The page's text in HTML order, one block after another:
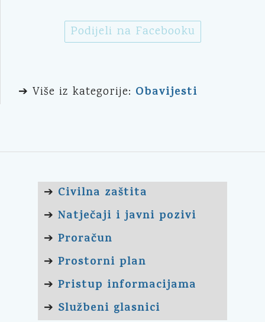
Podijeli na Facebooku
➔ Više iz kategorije: Obavijesti
➔ Civilna zaštita
➔ Natječaji i javni pozivi
➔ Proračun
➔ Prostorni plan
➔ Pristup informacijama
➔ Službeni glasnici